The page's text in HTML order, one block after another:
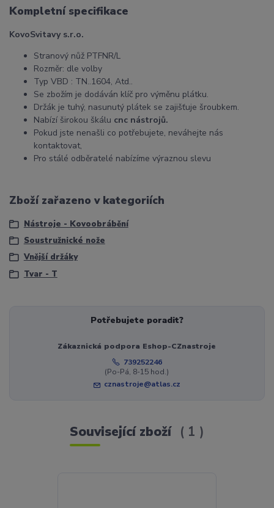
Kompletní specifikace
KovoSvitavy s.r.o.
Stranový nůž PTFNR/L
Rozměr: dle volby
Typ VBD : TN..1604, Atd..
Se zbožím je dodáván klíč pro výměnu plátku.
Držák je tuhý, nasunutý plátek se zajišťuje šroubkem.
Nabízí širokou škálu cnc nástrojů.
Pokud jste nenašli co potřebujete, neváhejte nás
kontaktovat,
Pro stálé odběratelé nabízíme výraznou slevu
Zboží zařazeno v kategoriích
Nástroje - Kovoobrábění
Soustružnické nože
Vnější držáky
Tvar - T
Potřebujete poradit?
Zákaznická podpora Eshop-CZnastroje
739252246
(Po-Pá, 8-15 hod.)
cznastroje@atlas.cz
Související zboží 1